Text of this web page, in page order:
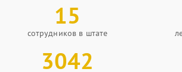
15
сотрудников в штате
3042